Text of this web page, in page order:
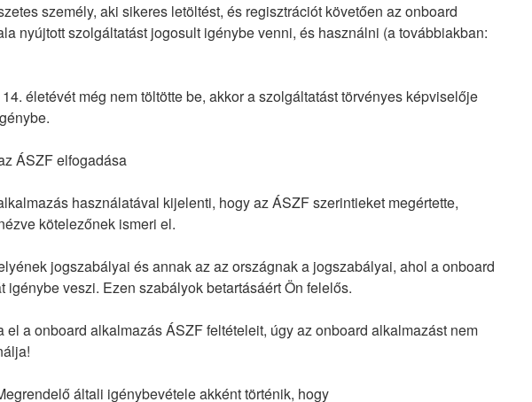
személy, aki sikeres letöltést, és regisztrációt követően az onboard
nyújtott szolgáltatást jogosult igénybe venni, és használni (a továbbiakban:
életévét még nem töltötte be, akkor a szolgáltatást törvényes képviselője
ÁSZF elfogadása
használatával kijelenti, hogy az ÁSZF szerintieket megértette,
kötelezőnek ismeri el.
jogszabályai és annak az az országnak a jogszabályai, ahol a onboard
igénybe veszi. Ezen szabályok betartásáért Ön felelős.
el a onboard alkalmazás ÁSZF feltételeit, úgy az onboard alkalmazást nem
általi igénybevétele akként történik, hogy